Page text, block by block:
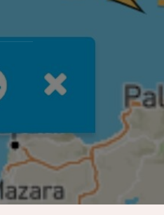
Greek
Italian
Maltese